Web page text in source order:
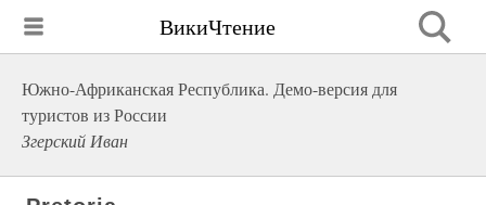
ВикиЧтение
Южно-Африканская Республика. Демо-версия для
туристов из России
Згерский Иван